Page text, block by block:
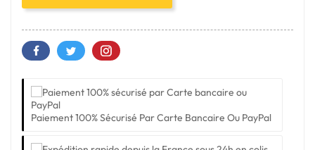
Paiement 100% Sécurisé Par Carte Bancaire Ou PayPal